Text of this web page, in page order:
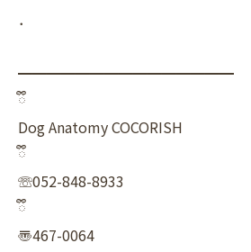
．
━━━━━━━━━━━━━━━
ྀི
Dog Anatomy COCORISH
ྀི
☏052-848-8933
ྀི
〠467-0064